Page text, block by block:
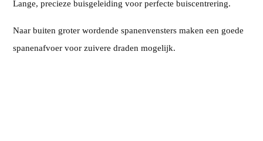
Lange, precieze buisgeleiding voor perfecte buiscentrering.
Naar buiten groter wordende spanenvensters maken een goede
spanenafvoer voor zuivere draden mogelijk.